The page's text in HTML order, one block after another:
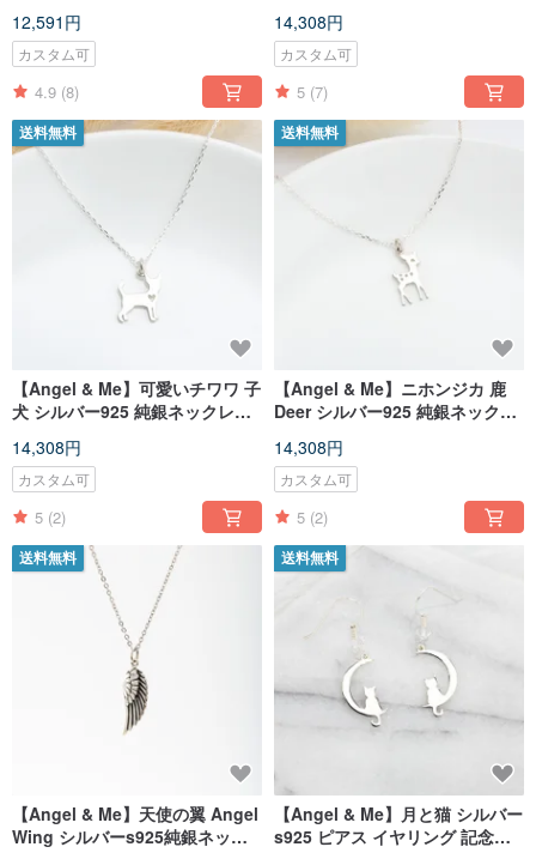
レンタインデー クリスマスプレ
ゼント
12,591円
カスタム可
4.9 (8)
スマス プレゼント
14,308円
カスタム可
5 (7)
送料無料
【Angel & Me】可愛いチワワ 子
犬 シルバー925 純銀ネックレス
日 卒業 クリスマスプレゼント
14,308円
カスタム可
5 (2)
送料無料
【Angel & Me】ニホンジカ 鹿
Deer シルバー925 純銀ネックレ
生日 卒業 クリスマスプレゼン
ト
14,308円
カスタム可
5 (2)
送料無料
【Angel & Me】天使の翼 Angel
Wing シルバーs925純銀ネック
送料無料
【Angel & Me】月と猫 シルバー
s925 ピアス イヤリング 記念日